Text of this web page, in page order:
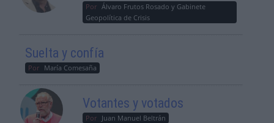
Por Álvaro Frutos Rosado y Gabinete
Geopolítica de Crisis
Suelta y confía
Por María Comesaña
Votantes y votados
Por Juan Manuel Beltrán